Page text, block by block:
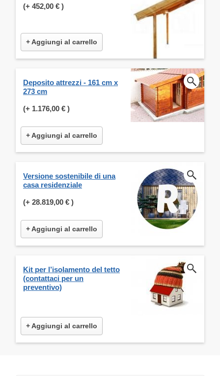
(+ 452,00 € )
+ Aggiungi al carrello
Deposito attrezzi - 161 cm x
273 cm
(+ 1.176,00 € )
+ Aggiungi al carrello
Versione sostenibile di una
casa residenziale
(+ 28.819,00 € )
+ Aggiungi al carrello
Kit per l’isolamento del tetto
(contattaci per un
preventivo)
+ Aggiungi al carrello